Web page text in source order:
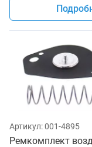
Артикул:001-4895
Ремкомплект